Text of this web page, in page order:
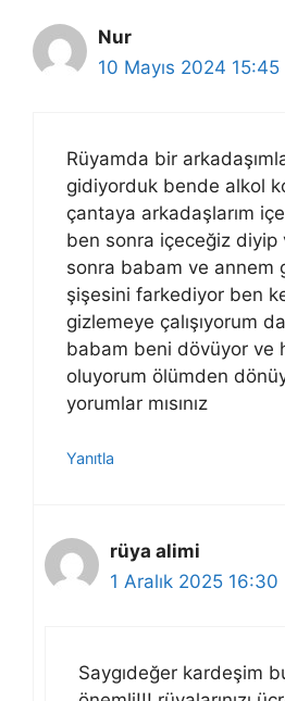
Nur
10 Mayıs 2024 15:45
Rüyamda bir
gidiyorduk bende alkol
çantaya arkadaşlarım
ben sonra içeceğiz diyip
sonra babam ve annem
şişesini farkediyor ben
gizlemeye çalışıyorum
babam beni dövüyor ve
oluyorum ölümden
yorumlar mısınız
Yanıtla
rüya alimi
1 Aralık 2025 16:30
Saygıdeğer kardeşim